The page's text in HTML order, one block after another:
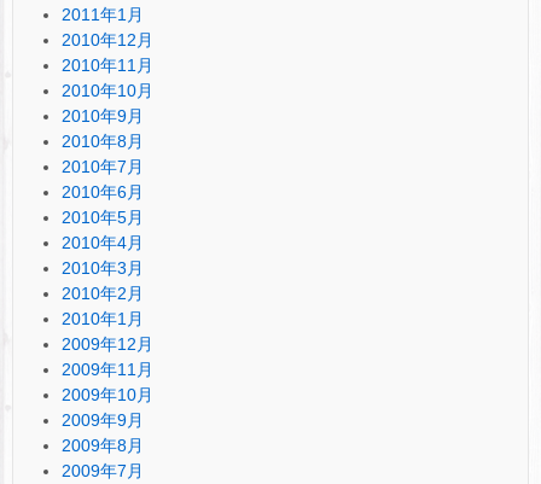
2011年1月
2010年12月
2010年11月
2010年10月
2010年9月
2010年8月
2010年7月
2010年6月
2010年5月
2010年4月
2010年3月
2010年2月
2010年1月
2009年12月
2009年11月
2009年10月
2009年9月
2009年8月
2009年7月